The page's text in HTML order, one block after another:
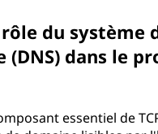
du système
(DNS) dans le
essentiel de